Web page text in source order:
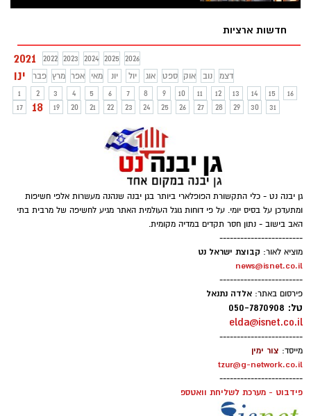
עקב העלייה במספר החולים בשבועות
מהארץ, למעט מקרים דחופים. בדיון חירום
אצל בנימין נתניהו הוחלט עקרונית לחייב
בדיקת קורונה שלילית מנוסעים בכניסה
לישראל
חדשות ארציות
2021 2022 2023 2024 2025 2026
ינו פבר מרץ אפר מאי יונ יול אוג ספט אוק נוב
דצמ
1
2 3 4 5 6 7 8 9 10 11 12 13 14 15
16
17
18 19 20 21 22 23 24 25 26 27 28 29 30 31
גן יבנה נט - כלי התקשורת הפופלארי ביותר בגן יבנה שנהנה מעשרות אלפי חשיפות
ומתעדכן על בסיס יומי. על פי דוחות גוגל העולמית האתר מגיע לחשיפה של מרבית בתי
האב בישוב - נתון חסר תקדים במדיה מקומית.
------------------------
מוציא לאור: קבוצת ישראל נט
news@isnet.co.il
------------------------
פירסום באתר: אלדה נתנאל
טל: 050-7870908
elda@isnet.co.il
------------------------
מייסד: צור ימין
tzur@g-network.co.il
------------------------
פידבוט - מערכת לשליחת וואטספ